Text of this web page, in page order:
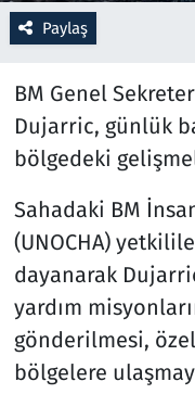
Paylaş
BM Genel
Dujarric, günlük
bölgedeki
Sahadaki BM
(UNOCHA)
dayanarak
yardım
gönderilmesi,
bölgelere
Savunma Sanayi
Spor
Teknoloji ve
Televizyon